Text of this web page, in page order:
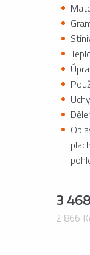
3
2 866